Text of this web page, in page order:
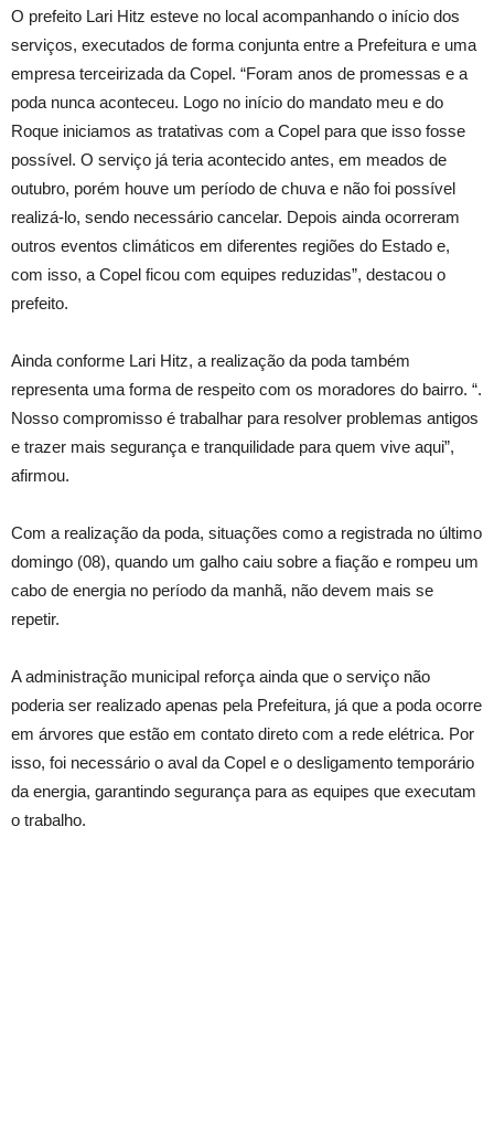
O prefeito Lari Hitz esteve no local acompanhando o início dos
serviços, executados de forma conjunta entre a Prefeitura e uma
empresa terceirizada da Copel. “Foram anos de promessas e a
poda nunca aconteceu. Logo no início do mandato meu e do
Roque iniciamos as tratativas com a Copel para que isso fosse
possível. O serviço já teria acontecido antes, em meados de
outubro, porém houve um período de chuva e não foi possível
realizá-lo, sendo necessário cancelar. Depois ainda ocorreram
outros eventos climáticos em diferentes regiões do Estado e,
com isso, a Copel ficou com equipes reduzidas”, destacou o
prefeito.
Ainda conforme Lari Hitz, a realização da poda também
representa uma forma de respeito com os moradores do bairro. “.
Nosso compromisso é trabalhar para resolver problemas antigos
e trazer mais segurança e tranquilidade para quem vive aqui”,
afirmou.
Com a realização da poda, situações como a registrada no último
domingo (08), quando um galho caiu sobre a fiação e rompeu um
cabo de energia no período da manhã, não devem mais se
repetir.
A administração municipal reforça ainda que o serviço não
poderia ser realizado apenas pela Prefeitura, já que a poda ocorre
em árvores que estão em contato direto com a rede elétrica. Por
isso, foi necessário o aval da Copel e o desligamento temporário
da energia, garantindo segurança para as equipes que executam
o trabalho.